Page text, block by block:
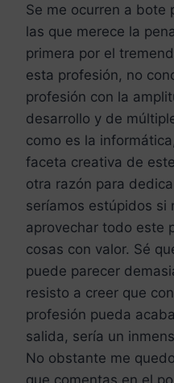
Se me ocurren a bote
las que merece la
primera por el
esta profesión, no
profesión con la
desarrollo y de
como es la
faceta creativa de
otra razón para
seríamos estúpidos si
aprovechar todo este
cosas con valor. Sé
puede parecer
resisto a creer que
profesión pueda
salida, sería un
No obstante me
que comentas en el